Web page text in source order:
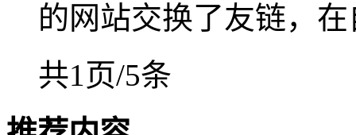
的网站交换了友链，
共1页/5条